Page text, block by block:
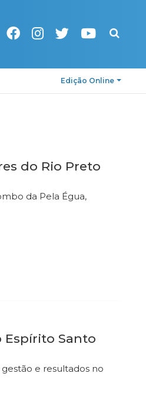
Pesquisa
Edição Online
do Rio Preto
da Pela Égua,
Espírito Santo
e resultados no